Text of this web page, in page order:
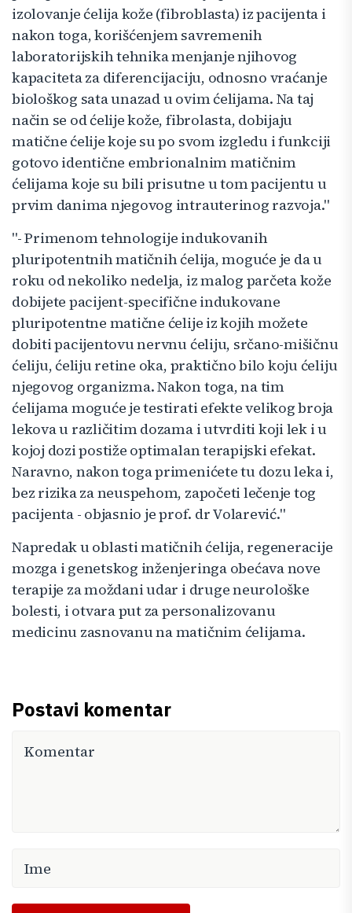
izolovanje ćelija kože (fibroblasta) iz pacijenta i
nakon toga, korišćenjem savremenih
laboratorijskih tehnika menjanje njihovog
kapaciteta za diferencijaciju, odnosno vraćanje
biološkog sata unazad u ovim ćelijama. Na taj
način se od ćelije kože, fibrolasta, dobijaju
matične ćelije koje su po svom izgledu i funkciji
gotovo identične embrionalnim matičnim
ćelijama koje su bili prisutne u tom pacijentu u
prvim danima njegovog intrauterinog razvoja."
"- Primenom tehnologije indukovanih
pluripotentnih matičnih ćelija, moguće je da u
roku od nekoliko nedelja, iz malog parčeta kože
dobijete pacijent-specifične indukovane
pluripotentne matične ćelije iz kojih možete
dobiti pacijentovu nervnu ćeliju, srčano-mišičnu
ćeliju, ćeliju retine oka, praktično bilo koju ćeliju
njegovog organizma. Nakon toga, na tim
ćelijama moguće je testirati efekte velikog broja
lekova u različitim dozama i utvrditi koji lek i u
kojoj dozi postiže optimalan terapijski efekat.
Naravno, nakon toga primenićete tu dozu leka i,
bez rizika za neuspehom, započeti lečenje tog
pacijenta - objasnio je prof. dr Volarević."
Napredak u oblasti matičnih ćelija, regeneracije
mozga i genetskog inženjeringa obećava nove
terapije za moždani udar i druge neurološke
bolesti, i otvara put za personalizovanu
medicinu zasnovanu na matičnim ćelijama.
Postavi komentar